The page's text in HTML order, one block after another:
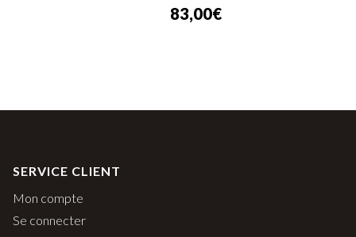
83,00€
SERVICE CLIENT
Mon compte
Se connecter